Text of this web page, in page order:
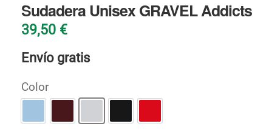
Sudadera Unisex GRAVEL Addicts
39,50 €
Envío gratis
Color